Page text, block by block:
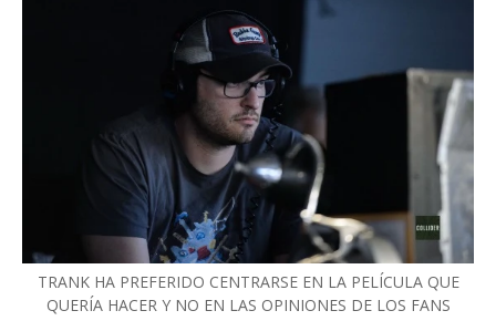
TRANK HA PREFERIDO CENTRARSE EN LA PELÍCULA QUE
QUERÍA HACER Y NO EN LAS OPINIONES DE LOS FANS